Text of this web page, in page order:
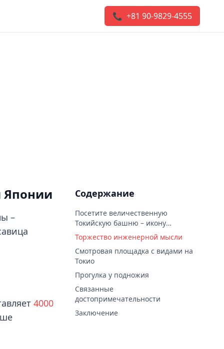
📞 +81 90-9829-4555
Японии
–
4000
Содержание
Посетите величественную
Токийскую башню – икону
современной Японии
Торжество инженерной мысли
Смотровая площадка с видами на
Токио
Прогулка у подножия
Связанные
достопримечательности
Заключение